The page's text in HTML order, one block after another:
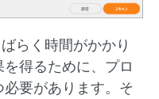
らく時間がかかり
得るために、プロ
要があります。そ